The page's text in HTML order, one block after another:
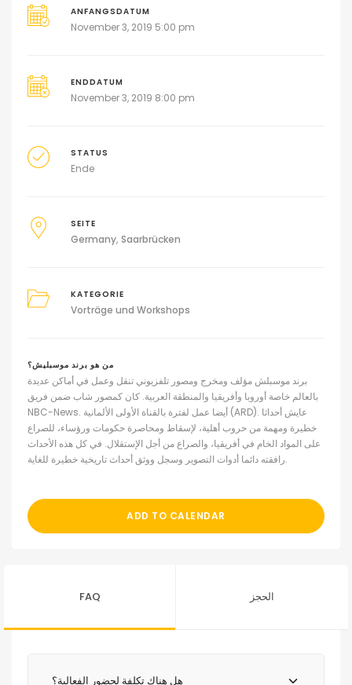
ANFANGSDATUM
November 3, 2019 5:00 pm
ENDDATUM
November 3, 2019 8:00 pm
STATUS
Ende
SEITE
Germany Saarbrücken
KATEGORIE
Vorträge und Workshops
من هو برند موسبليش؟
برند موسبلش مؤلف ومخرج ومصور تلفزيوني تنقل وعمل في أماكن عديدة
بالعالم خاصة أوروبا وأفريقيا والمنطقة العربية. كان كمصور شاب ضمن فريق
NBC-News. أيضا عمل لفترة بالقناة الأولى الألمانية (ARD). عايش أحداثا
خطيرة ومهمة من حروب أهلية، لإسقاط ومحاصرة حكومات ورؤساء، للصراع
على المواد الخام في أفريقيا، والصراع من أجل الإستقلال. في كل هذه الأحداث
رافقته دائما أدوات التصوير وسجل ووثق أحداث تاريخية خطيرة للغاية.
ADD TO CALENDAR
FAQ الحجز
هل هناك تكلفة لحضور الفعالية؟